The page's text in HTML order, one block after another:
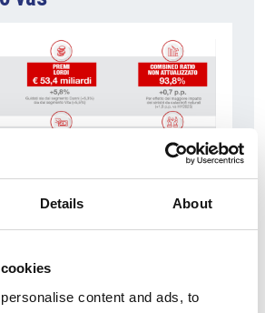
Details About
content and ads, to
Generali zaznamenal v